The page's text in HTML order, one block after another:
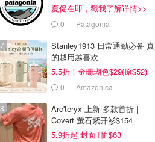
夏促在即，戳我了解详情>>
0 Patagonia
Stanley1913 日常通勤必备 真
的越用越喜欢
5.5折！金珊瑚色$29(原$52)
0 Amazon.ca
Arc'teryx 上新 多款首折 |
Covert 萤石紫开衫$154
5.9折起 封面T恤$63